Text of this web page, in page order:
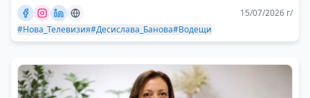
15/07/2026 г/
#Нова_Телевизия#Десислава_Банова#Водещи